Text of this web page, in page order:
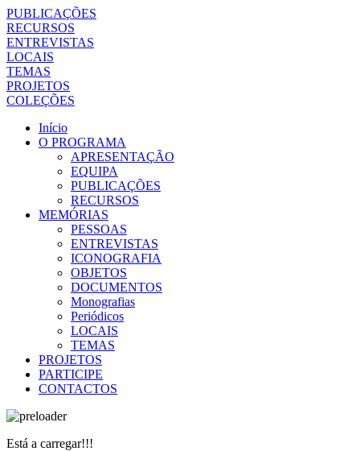
PUBLICAÇÕES
RECURSOS
ENTREVISTAS
LOCAIS
TEMAS
PROJETOS
COLEÇÕES
Início
O PROGRAMA
APRESENTAÇÃO
EQUIPA
PUBLICAÇÕES
RECURSOS
MEMÓRIAS
PESSOAS
ENTREVISTAS
ICONOGRAFIA
OBJETOS
DOCUMENTOS
Monografias
Periódicos
LOCAIS
TEMAS
PROJETOS
PARTICIPE
CONTACTOS
Está a carregar!!!